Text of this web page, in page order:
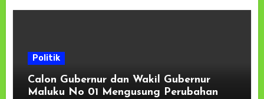
Politik
Calon Gubernur dan Wakil Gubernur
Maluku No 01 Mengusung Perubahan